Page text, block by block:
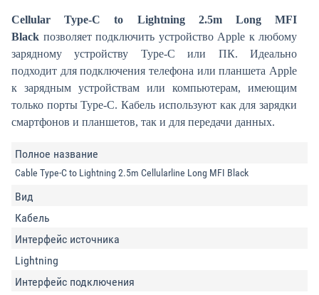
Cellular Type-C to Lightning 2.5m Long MFI
Black позволяет подключить устройство Apple к любому
зарядному устройству Type-C или ПК. Идеально
подходит для подключения телефона или планшета Apple
к зарядным устройствам или компьютерам, имеющим
только порты Type-C. Кабель используют как для зарядки
смартфонов и планшетов, так и для передачи данных.
Полное название
Cable Type-C to Lightning 2.5m Cellularline Long MFI Black
Вид
Кабель
Интерфейс источника
Lightning
Интерфейс подключения